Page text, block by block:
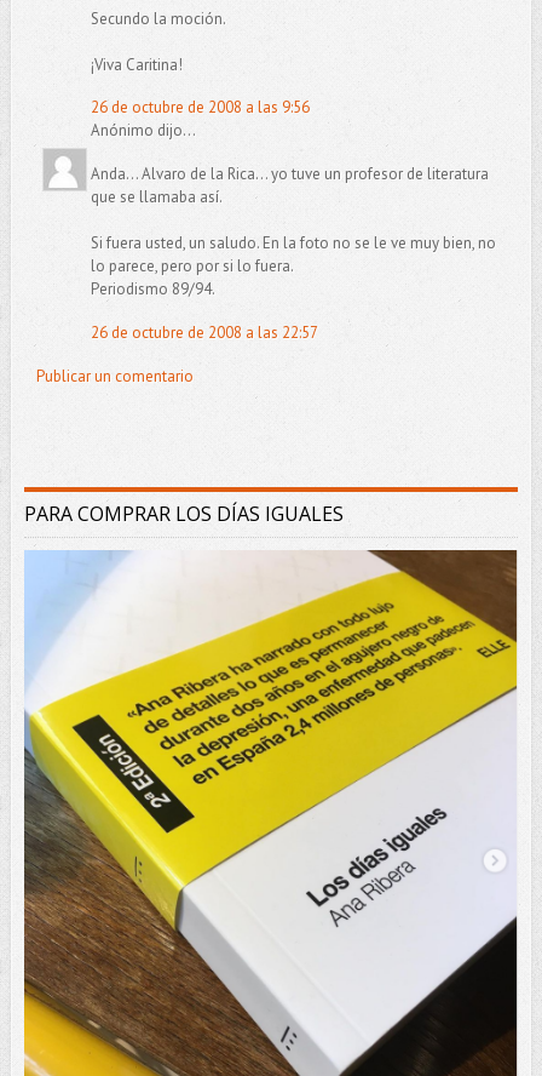
Secundo la moción.
¡Viva Caritina!
26 de octubre de 2008 a las 9:56
Anónimo dijo...
Anda... Alvaro de la Rica... yo tuve un profesor de literatura
que se llamaba así.
Si fuera usted, un saludo. En la foto no se le ve muy bien, no
lo parece, pero por si lo fuera.
Periodismo 89/94.
26 de octubre de 2008 a las 22:57
Publicar un comentario
PARA COMPRAR LOS DÍAS IGUALES